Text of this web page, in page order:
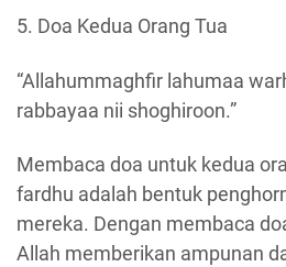
5. Doa Kedua Orang Tua
“Allahummaghfir lahumaa
rabbayaa nii shoghiroon.”
Membaca doa untuk kedua
fardhu adalah bentuk
mereka. Dengan membaca
Allah memberikan ampunan